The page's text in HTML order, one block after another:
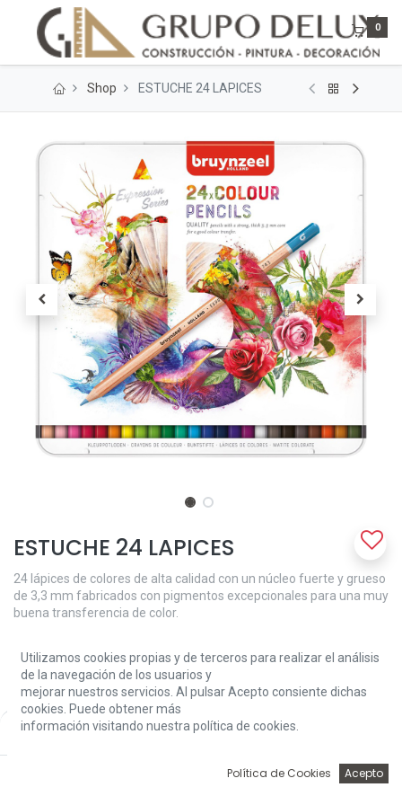
Price:
Add to Cart
0
Shop ESTUCHE 24 LAPICES
ESTUCHE 24 LAPICES
24 lápices de colores de alta calidad con un núcleo fuerte y grueso
de 3,3 mm fabricados con pigmentos excepcionales para una muy
buena transferencia de color.
16,20€
Add to Cart
Utilizamos cookies propias y de terceros para realizar el análisis
de la navegación de los usuarios y
mejorar nuestros servicios. Al pulsar Acepto consiente dichas
cookies. Puede obtener más
información visitando nuestra política de cookies.
Política de Cookies Acepto